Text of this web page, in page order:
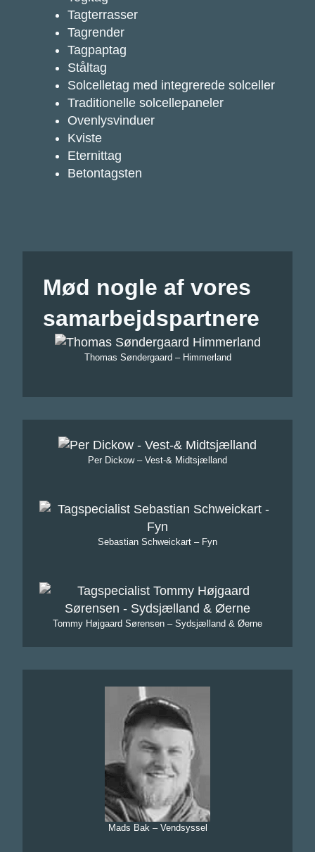
Tagterrasser
Tagrender
Tagpaptag
Ståltag
Solcelletag med integrerede solceller
Traditionelle solcellepaneler
Ovenlysvinduer
Kviste
Eternittag
Betontagsten
Mød nogle af vores
samarbejdspartnere
Thomas Søndergaard – Himmerland
Per Dickow – Vest-& Midtsjælland
Sebastian Schweickart – Fyn
Tommy Højgaard Sørensen – Sydsjælland & Øerne
Mads Bak – Vendsyssel